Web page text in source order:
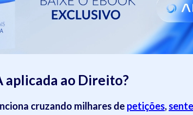
aplicada ao Direito?
cruzando milhares de petições,